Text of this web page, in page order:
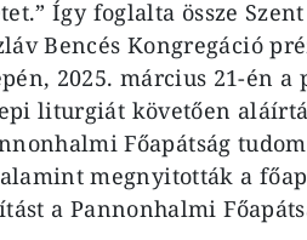
Így foglalta össze
Bencés Kongregáció
2025. március 21-én a
liturgiát követően
Főapátság
megnyitották a
a Pannonhalmi